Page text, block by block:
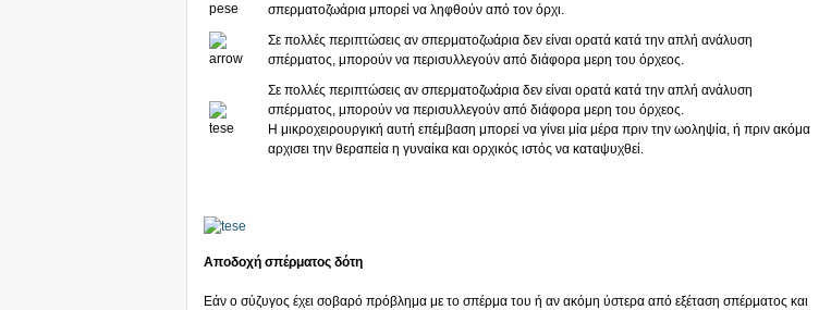
σπερματοζωάρια μπορεί να ληφθούν από τον όρχι.
Σε πολλές περιπτώσεις αν σπερματοζωάρια δεν είναι ορατά κατά την απλή ανάλυση
σπέρματος, μπορούν να περισυλλεγούν από διάφορα μερη του όρχεος.
Σε πολλές περιπτώσεις αν σπερματοζωάρια δεν είναι ορατά κατά την απλή ανάλυση
σπέρματος, μπορούν να περισυλλεγούν από διάφορα μερη του όρχεος.
Η μικροχειρουργική αυτή επέμβαση μπορεί να γίνει μία μέρα πριν την ωοληψία, ή πριν ακόμα
αρχισει την θεραπεία η γυναίκα και ορχικός ιστός να καταψυχθεί.
Αποδοχή σπέρματος δότη
Εάν ο σύζυγος έχει σοβαρό πρόβλημα με το σπέρμα του ή αν ακόμη ύστερα από εξέταση σπέρματος και